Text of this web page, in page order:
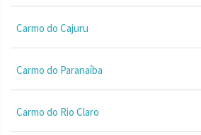
Carmo do Cajuru
Carmo do Paranaíba
Carmo do Rio Claro